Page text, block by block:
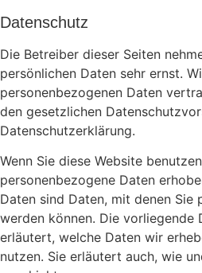
Datenschutz
Die Betreiber dieser Seiten
persönlichen Daten sehr ernst.
personenbezogenen Daten
den gesetzlichen
Datenschutzerklärung.
Wenn Sie diese Website
personenbezogene Daten
Daten sind Daten, mit denen
werden können. Die vorliegende
erläutert, welche Daten wir
nutzen. Sie erläutert auch, wie